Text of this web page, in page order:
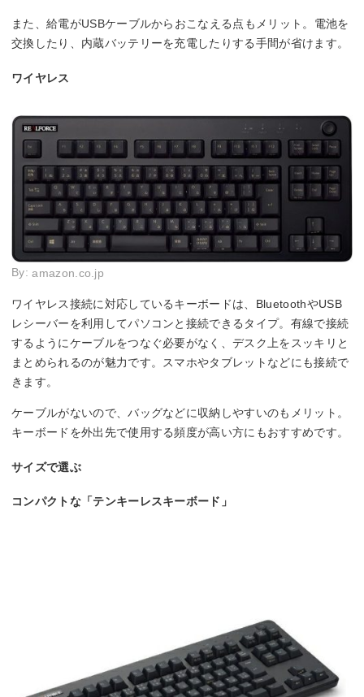
また、給電がUSBケーブルからおこなえる点もメリット。電池を
交換したり、内蔵バッテリーを充電したりする手間が省けます。
ワイヤレス
By:amazon.co.jp
ワイヤレス接続に対応しているキーボードは、BluetoothやUSB
レシーバーを利用してパソコンと接続できるタイプ。有線で接続
するようにケーブルをつなぐ必要がなく、デスク上をスッキリと
まとめられるのが魅力です。スマホやタブレットなどにも接続で
きます。
ケーブルがないので、バッグなどに収納しやすいのもメリット。
キーボードを外出先で使用する頻度が高い方にもおすすめです。
サイズで選ぶ
コンパクトな「テンキーレスキーボード」